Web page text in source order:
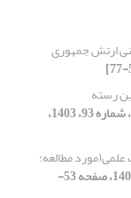
ارتش جمهوری
رسته
[دوره 24، شماره 93، 1403،
مطالعه:
[دوره 24، شماره 93، 1403، صفحه 53-